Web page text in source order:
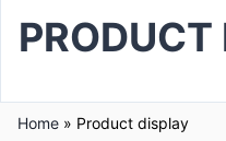
Home » Product display